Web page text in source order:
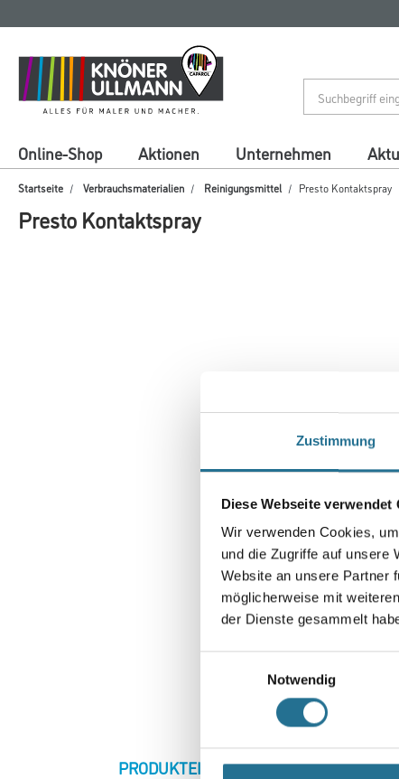
Zustimmung
Diese Webseite verwendet
Wir verwenden Cookies,
und die Zugriffe auf unsere
Website an unsere Partner
möglicherweise mit
der Dienste gesammelt
Notwendig
springen
springen
Online-Shop Aktionen Unternehmen
Startseite Verbrauchsmaterialien Reinigungsmittel Presto Kontaktspray
Presto Kontaktspray
CURRENT
PRODUKTEIGENSCHAFTEN